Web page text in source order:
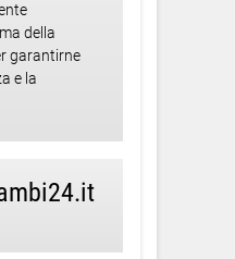
della
garantirne
e la